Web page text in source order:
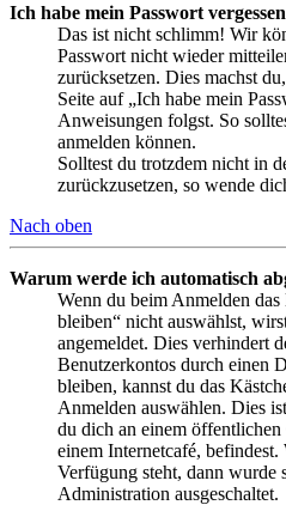
Ich habe mein Passwort
Das ist nicht schlimm! Wir
Passwort nicht wieder
zurücksetzen. Dies machst
Seite auf „Ich habe mein
Anweisungen folgst. So
anmelden können.
Solltest du trotzdem nicht in
zurückzusetzen, so wende
Nach oben
Warum werde ich automatisch
Wenn du beim Anmelden
bleiben“ nicht auswählst,
angemeldet. Dies verhindert
Benutzerkontos durch einen
bleiben, kannst du das
Anmelden auswählen. Dies
du dich an einem
einem Internetcafé,
Verfügung steht, dann
Administration ausgeschaltet.